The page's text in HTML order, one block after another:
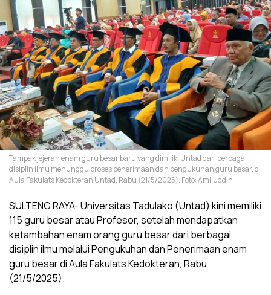
Tampak jejeran enam guru besar baru yang dimiliki Untad dari berbagai
disiplin ilmu menunggu proses penerimaan dan pengukuhan guru besar, di
Aula Fakulats Kedokteran Untad, Rabu (21/5/2025). Foto: Amiluddin
SULTENG RAYA- Universitas Tadulako (Untad) kini memiliki
115 guru besar atau Profesor, setelah mendapatkan
ketambahan enam orang guru besar dari berbagai
disiplin ilmu melalui Pengukuhan dan Penerimaan enam
guru besar di Aula Fakulats Kedokteran, Rabu
(21/5/2025).